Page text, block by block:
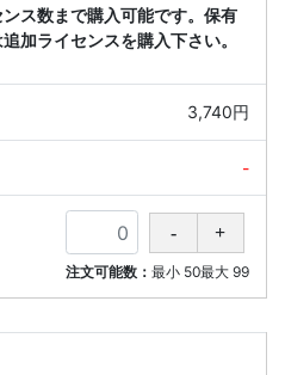
ス数まで購入可能です。保有
加ライセンスを購入下さい。
3,740円
-
注文可能数： 最小 50最大 99